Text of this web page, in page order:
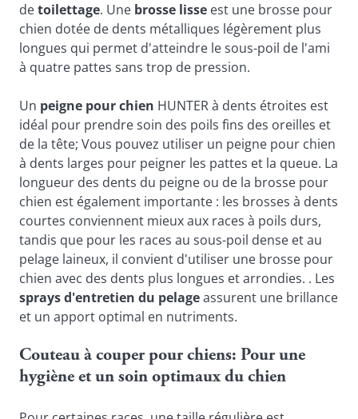
de toilettage. Une brosse lisse est une brosse pour
chien dotée de dents métalliques légèrement plus
longues qui permet d'atteindre le sous-poil de l'ami
à quatre pattes sans trop de pression.
Un peigne pour chien HUNTER à dents étroites est
idéal pour prendre soin des poils fins des oreilles et
de la tête; Vous pouvez utiliser un peigne pour chien
à dents larges pour peigner les pattes et la queue. La
longueur des dents du peigne ou de la brosse pour
chien est également importante : les brosses à dents
courtes conviennent mieux aux races à poils durs,
tandis que pour les races au sous-poil dense et au
pelage laineux, il convient d'utiliser une brosse pour
sprays d'entretien du pelage assurent une brillance
et un apport optimal en nutriments.
Couteau à couper pour chiens: Pour une
hygiène et un soin optimaux du chien